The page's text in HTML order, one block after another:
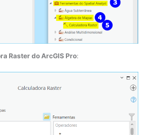
Raster do ArcGIS Pro: